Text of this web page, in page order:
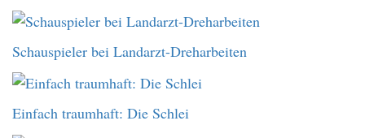
Schauspieler bei Landarzt-Dreharbeiten
Einfach traumhaft: Die Schlei